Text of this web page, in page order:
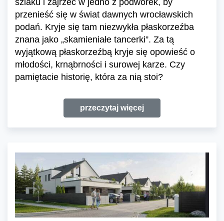
szlaku i zajrzeć w jedno z podwórek, by
przenieść się w świat dawnych wrocławskich
podań. Kryje się tam niezwykła płaskorzeźba
znana jako „skamieniałe tancerki”. Za tą
wyjątkową płaskorzeźbą kryje się opowieść o
młodości, krnąbrności i surowej karze. Czy
pamiętacie historię, która za nią stoi?
przeczytaj więcej